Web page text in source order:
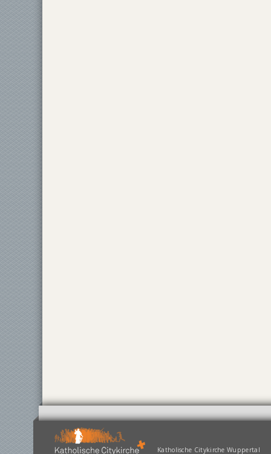
Katholische Citykirche Wuppertal